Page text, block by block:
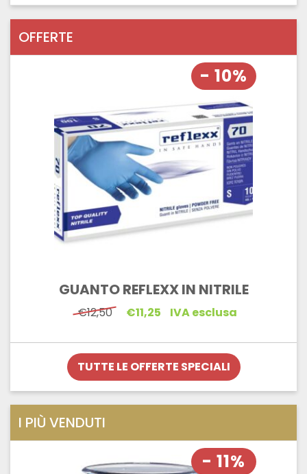
OFFERTE
- 10%
GUANTO REFLEXX IN NITRILE
€12,50 Il
era:
€12,50.
€11,25
Il
è:
€11,25.
IVA esclusa
TUTTE LE OFFERTE SPECIALI
I PIÙ VENDUTI
- 11%